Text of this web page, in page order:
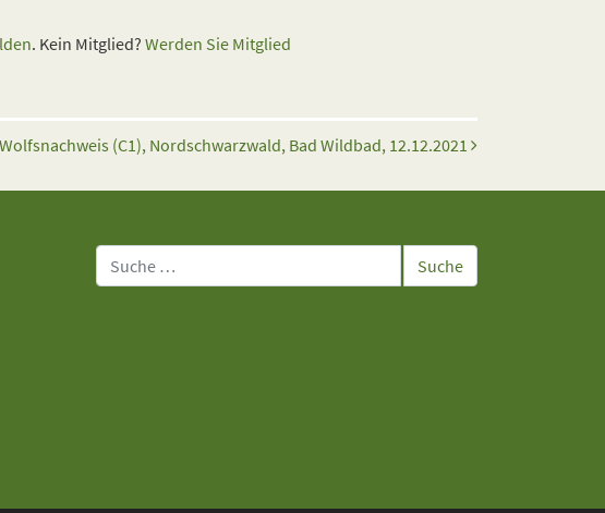
. Kein Mitglied? Werden Sie Mitglied
(C1), Nordschwarzwald, Bad Wildbad, 12.12.2021
Suche